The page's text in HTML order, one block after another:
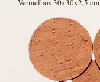
Vermelhos 30x30x2,5 cm